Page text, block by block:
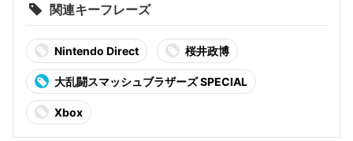
関連キーフレーズ
Nintendo Direct 桜井政博
大乱闘スマッシュブラザーズ SPECIAL
Xbox